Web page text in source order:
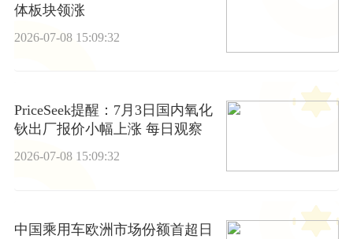
体板块领涨
2026-07-08 15:09:32
PriceSeek提醒：7月3日国内氧化
钬出厂报价小幅上涨 每日观察
2026-07-08 15:09:32
中国乘用车欧洲市场份额首超日